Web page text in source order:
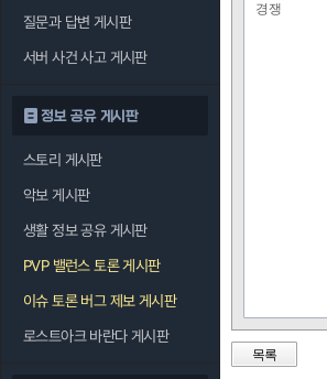
질문과 답변 게시판
서버 사건 사고 게시판
정보 공유 게시판
스토리 게시판
악보 게시판
생활 정보 공유 게시판
PVP 밸런스 토론 게시판
이슈 토론 버그 제보 게시판
로스트아크 바란다 게시판
경쟁
목록